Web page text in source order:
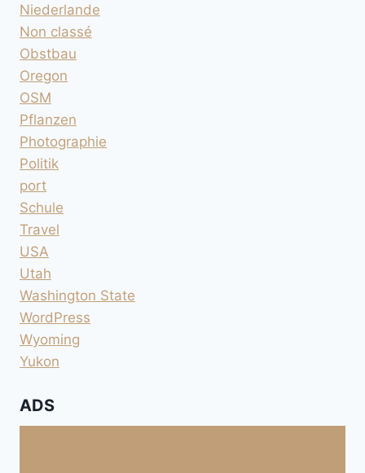
Niederlande
Non classé
Obstbau
Oregon
OSM
Pflanzen
Photographie
Politik
port
Schule
Travel
USA
Utah
Washington State
WordPress
Wyoming
Yukon
ADS